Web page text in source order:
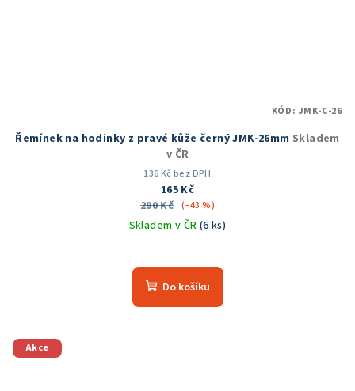
Řemínek na hodinky z pravé kůže černý JMK-26mm Skladem
v ČR
136 Kč bez DPH
165 Kč
290 Kč (–43 %)
Skladem v ČR (6 ks)
Do košíku
KÓD: JMK-C-26
Akce